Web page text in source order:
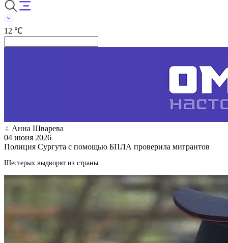
12 ℃
Анна Шварева
04 июня 2026
Полиция Сургута с помощью БПЛА проверила мигрантов
Шестерых выдворят из страны